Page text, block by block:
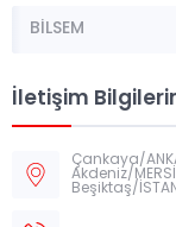
BİLSEM
İletişim
Çankaya/
Akdeniz/
Beşiktaş/